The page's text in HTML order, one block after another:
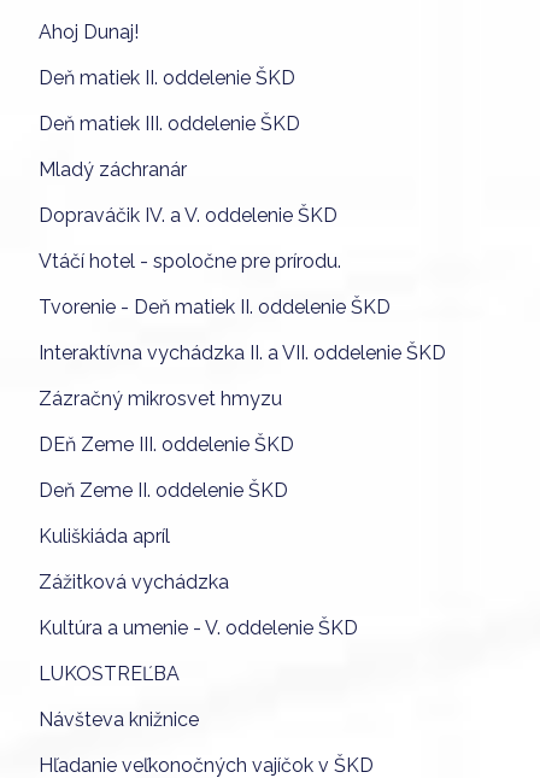
Ahoj Dunaj!
Deň matiek II. oddelenie ŠKD
Deň matiek III. oddelenie ŠKD
Mladý záchranár
Dopraváčik IV. a V. oddelenie ŠKD
Vtáčí hotel - spoločne pre prírodu.
Tvorenie - Deň matiek II. oddelenie ŠKD
Interaktívna vychádzka II. a VII. oddelenie ŠKD
Zázračný mikrosvet hmyzu
DEň Zeme III. oddelenie ŠKD
Deň Zeme II. oddelenie ŠKD
Kuliškiáda apríl
Zážitková vychádzka
Kultúra a umenie - V. oddelenie ŠKD
LUKOSTREĽBA
Návšteva knižnice
Hľadanie veľkonočných vajíčok v ŠKD